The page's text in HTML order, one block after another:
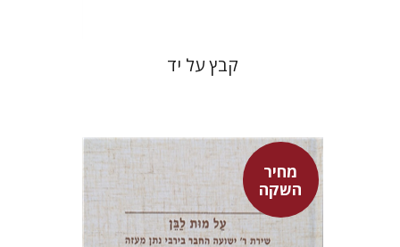
קבץ על יד
מחיר
השקה
שולמית אליצור